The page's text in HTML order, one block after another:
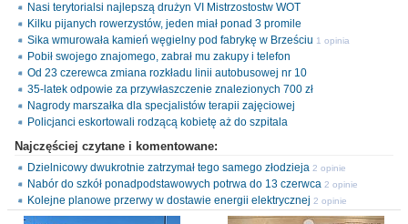
Nasi terytorialsi najlepszą drużyn VI Mistrzostostw WOT
Kilku pijanych rowerzystów, jeden miał ponad 3 promile
Sika wmurowała kamień węgielny pod fabrykę w Brześciu 1 opinia
Pobił swojego znajomego, zabrał mu zakupy i telefon
Od 23 czerewca zmiana rozkładu linii autobusowej nr 10
35-latek odpowie za przywłaszczenie znalezionych 700 zł
Nagrody marszałka dla specjalistów terapii zajęciowej
Policjanci eskortowali rodzącą kobietę aż do szpitala
Najczęściej czytane i komentowane:
Dzielnicowy dwukrotnie zatrzymał tego samego złodzieja 2 opinie
Nabór do szkół ponadpodstawowych potrwa do 13 czerwca 2 opinie
Kolejne planowe przerwy w dostawie energii elektrycznej 2 opinie